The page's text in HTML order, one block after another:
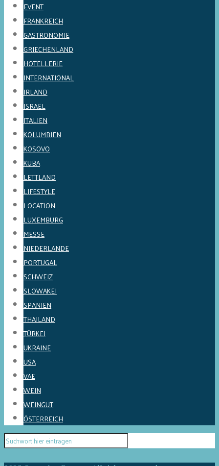
EVENT
FRANKREICH
GASTRONOMIE
GRIECHENLAND
HOTELLERIE
INTERNATIONAL
IRLAND
ISRAEL
ITALIEN
KOLUMBIEN
KOSOVO
KUBA
LETTLAND
LIFESTYLE
LOCATION
LUXEMBURG
MESSE
NIEDERLANDE
PORTUGAL
SCHWEIZ
SLOWAKEI
SPANIEN
THAILAND
TÜRKEI
UKRAINE
USA
VAE
WEIN
WEINGUT
ÖSTERREICH